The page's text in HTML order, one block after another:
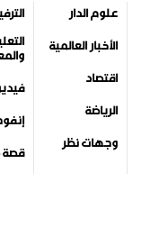
علوم الدار
الأخبار العالمية
اقتصاد
الرياضة
وجهات نظر
قصة